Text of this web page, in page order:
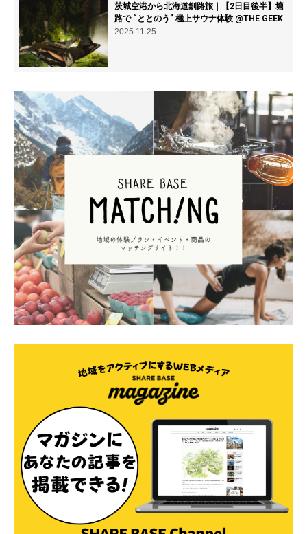
茨城空港から北海道釧路旅｜【2日目後半】塘
路で “ととのう” 極上サウナ体験 @THE GEEK
2025.11.25